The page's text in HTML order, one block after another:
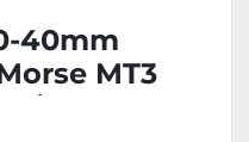
40mm
MT3